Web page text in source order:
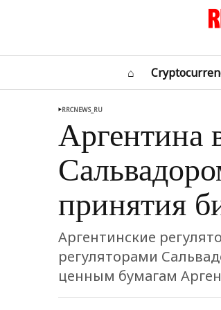
⌂
RRCNEWS_RU
Аргентина
принятия
Аргентинские
регуляторами
ценным бумагам